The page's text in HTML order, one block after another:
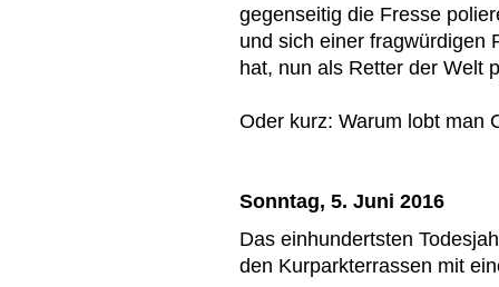
gegenseitig die Fresse
und sich einer fragwürdigen
hat, nun als Retter der Welt
Oder kurz: Warum lobt man
Sonntag, 5. Juni 2016
Das einhundertsten
den Kurparkterrassen mit